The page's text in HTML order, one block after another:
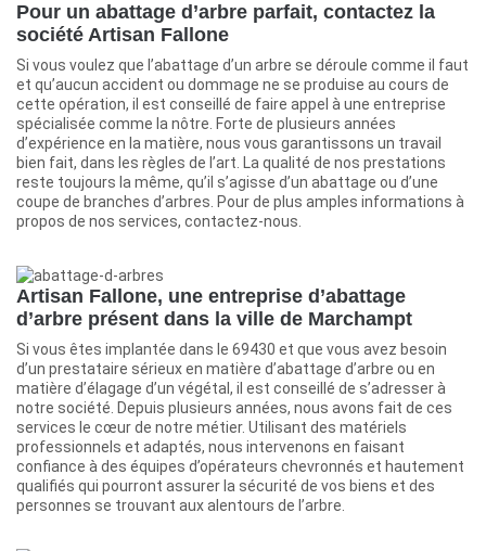
Pour un abattage d’arbre parfait, contactez la
société Artisan Fallone
Si vous voulez que l’abattage d’un arbre se déroule comme il faut
et qu’aucun accident ou dommage ne se produise au cours de
cette opération, il est conseillé de faire appel à une entreprise
spécialisée comme la nôtre. Forte de plusieurs années
d’expérience en la matière, nous vous garantissons un travail
bien fait, dans les règles de l’art. La qualité de nos prestations
reste toujours la même, qu’il s’agisse d’un abattage ou d’une
coupe de branches d’arbres. Pour de plus amples informations à
propos de nos services, contactez-nous.
Artisan Fallone, une entreprise d’abattage
d’arbre présent dans la ville de Marchampt
Si vous êtes implantée dans le 69430 et que vous avez besoin
d’un prestataire sérieux en matière d’abattage d’arbre ou en
matière d’élagage d’un végétal, il est conseillé de s’adresser à
notre société. Depuis plusieurs années, nous avons fait de ces
services le cœur de notre métier. Utilisant des matériels
professionnels et adaptés, nous intervenons en faisant
confiance à des équipes d’opérateurs chevronnés et hautement
qualifiés qui pourront assurer la sécurité de vos biens et des
personnes se trouvant aux alentours de l’arbre.